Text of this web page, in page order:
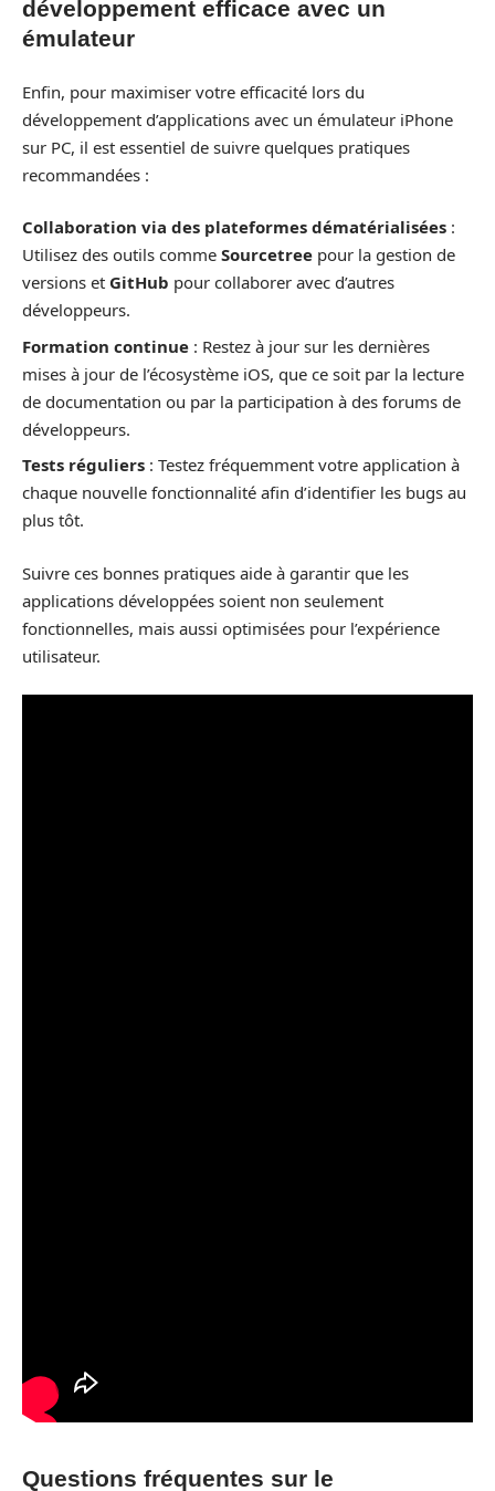
développement efficace avec un
émulateur
Enfin, pour maximiser votre efficacité lors du
développement d’applications avec un émulateur iPhone
sur PC, il est essentiel de suivre quelques pratiques
recommandées :
Collaboration via des plateformes dématérialisées :
Utilisez des outils comme Sourcetree pour la gestion de
versions et GitHub pour collaborer avec d’autres
développeurs.
Formation continue : Restez à jour sur les dernières
mises à jour de l’écosystème iOS, que ce soit par la lecture
de documentation ou par la participation à des forums de
développeurs.
Tests réguliers : Testez fréquemment votre application à
chaque nouvelle fonctionnalité afin d’identifier les bugs au
plus tôt.
Suivre ces bonnes pratiques aide à garantir que les
applications développées soient non seulement
fonctionnelles, mais aussi optimisées pour l’expérience
utilisateur.
Questions fréquentes sur le